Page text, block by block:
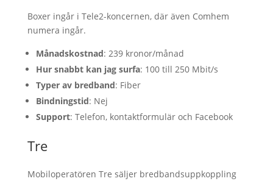
Boxer ingår i Tele2-koncernen, där även Comhem
numera ingår.
Månadskostnad: 239 kronor/månad
Hur snabbt kan jag surfa: 100 till 250 Mbit/s
Typer av bredband: Fiber
Bindningstid: Nej
Support: Telefon, kontaktformulär och Facebook
Tre
Mobiloperatören Tre säljer bredbandsuppkoppling